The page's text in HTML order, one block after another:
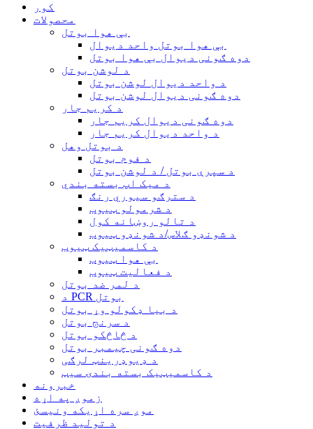
کور
محصولات
بې هوا بوتل
بې هوا بوتل واحد دیوال
دوه ګونی دیوال بې هوا بوتل
د لوشن بوتل
د واحد دیوال لوشن بوتل
دوه ګونی دیوال لوشن بوتل
د کریم جار
دوه ګونی دیوال کریم جار
د واحد دیوال کریم جار
د بوتل وهل
د فوم بوتل
د سپرې بوتل / د لوشن بوتل
د میک اپ بسته بندي
د سترګو سیوري رنګ
د شرمولو ټیوب
د تالو روښانه کول
د شونډو ګلاس/د شونډو ټیوب
د کاسمیټیک ټیوب
بې هوا ټیوب
د فعالیت ټیوب
د لمر ضد بوتل
د PCR بوتل
د بیا ډکولو وړ بوتل
د سرنج بوتل
د څاڅکو بوتل
دوه ګونی چیمبر بوتل
د ډیوډرینټ لرګی
د کاسمیټیک بسته بندۍ سیټ
خبرونه
زموږ په اړه
موږ سره اړیکه ونیسئ
د تولید ظرفیت